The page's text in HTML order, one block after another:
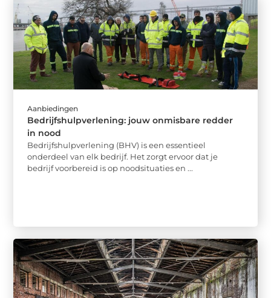
Aanbiedingen
Bedrijfshulpverlening: jouw onmisbare redder
in nood
Bedrijfshulpverlening (BHV) is een essentieel
onderdeel van elk bedrijf. Het zorgt ervoor dat je
bedrijf voorbereid is op noodsituaties en ...